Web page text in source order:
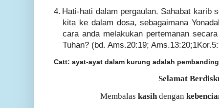
4. Hati-hati dalam pergaulan. Sahabat karib
kita ke dalam dosa, sebagaimana
cara anda melakukan pertemanan
Tuhan? (bd. Ams.20:19;
Catt: ayat-ayat dalam kurung adalah
Selamat
Membalaskasihdengan